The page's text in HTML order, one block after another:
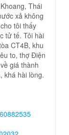
Thái
xả không
tôi thấy
tử tế. Tôi hài
CT4B, khu
to, thợ Điện
giá thành
khá hài lòng.